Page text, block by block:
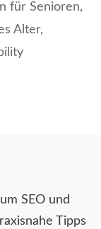
für Senioren,
Alter,
SEO und
Tipps